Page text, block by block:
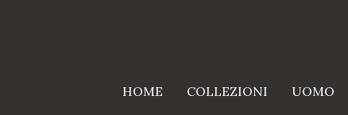
HOME COLLEZIONI UOMO